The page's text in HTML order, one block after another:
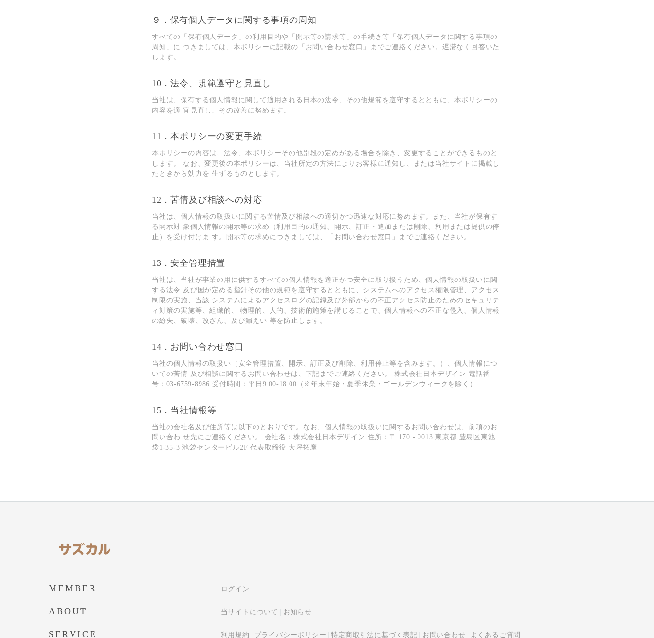
９．保有個⼈データに関する事項の周知
すべての「保有個⼈データ」の利⽤⽬的や「開⽰等の請求等」の⼿続き等「保有個⼈データに関する事項の
周知」に つきましては、本ポリシーに記載の「お問い合わせ窓⼝」までご連絡ください。遅滞なく回答いた
します。
10．法令、規範遵守と⾒直し
当社は、保有する個⼈情報に関して適⽤される⽇本の法令、その他規範を遵守するとともに、本ポリシーの
内容を適 宜⾒直し、その改善に努めます。
11．本ポリシーの変更⼿続
本ポリシーの内容は、法令、本ポリシーその他別段の定めがある場合を除き、変更することができるものと
します。 なお、変更後の本ポリシーは、当社所定の⽅法によりお客様に通知し、または当社サイトに掲載し
たときから効⼒を ⽣ずるものとします。
12．苦情及び相談への対応
当社は、個⼈情報の取扱いに関する苦情及び相談への適切かつ迅速な対応に努めます。また、当社が保有す
る開⽰対 象個⼈情報の開⽰等の求め（利⽤⽬的の通知、開⽰、訂正・追加または削除、利⽤または提供の停
⽌）を受け付けま す。開⽰等の求めにつきましては、「お問い合わせ窓⼝」までご連絡ください。
13．安全管理措置
当社は、当社が事業の⽤に供するすべての個⼈情報を適正かつ安全に取り扱うため、個⼈情報の取扱いに関
する法令 及び国が定める指針その他の規範を遵守するとともに、システムへのアクセス権限管理、アクセス
制限の実施、当該 システムによるアクセスログの記録及び外部からの不正アクセス防⽌のためのセキュリテ
ィ対策の実施等、組織的、 物理的、⼈的、技術的施策を講じることで、個⼈情報への不正な侵⼊、個⼈情報
の紛失、破壊、改ざん、及び漏えい 等を防⽌します。
14．お問い合わせ窓⼝
当社の個⼈情報の取扱い（安全管理措置、開⽰、訂正及び削除、利⽤停⽌等を含みます。）、個⼈情報につ
いての苦情 及び相談に関するお問い合わせは、下記までご連絡ください。 株式会社日本デザイン 電話番
号：03-6759-8986 受付時間：平⽇9:00-18:00（※年末年始・夏季休業・ゴールデンウィークを除く）
15．当社情報等
当社の会社名及び住所等は以下のとおりです。なお、個⼈情報の取扱いに関するお問い合わせは、前項のお
問い合わ せ先にご連絡ください。 会社名：株式会社日本デザイン 住所：〒 170 - 0013 東京都 豊島区東池
袋1-35-3 池袋センタービル2F 代表取締役 大坪拓摩
MEMBER ログイン
ABOUT 当サイトについて お知らせ
SERVICE 利用規約 プライバシーポリシー 特定商取引法に基づく表記 お問い合わせ よくあるご質問